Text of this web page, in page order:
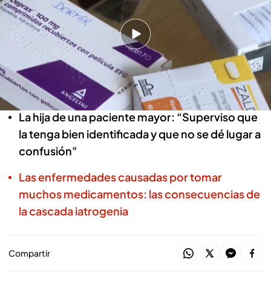
Redacción digital Noticias Cuatro
24 MAY 2024 - 16:22h.
Sobre todo la gente mayor necesita rotular su
medicación para saber cuándo y cómo
tomarla
La hija de una paciente mayor: “Superviso que
la tenga bien identificada y que no se dé lugar a
confusión"
Las enfermedades causadas por tomar
muchos medicamentos: las consecuencias de
la cascada iatrogenia
Compartir